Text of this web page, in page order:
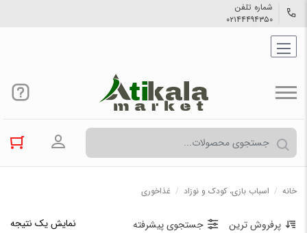
شماره تلفن
۰۲۱۴۴۴۹۴۳۵۰
ورود به
خانه / اسباب بازی، کودک و نوزاد / غذاخوری
نمایش یک نتیجه پرفروش ترین جستجوی پیشرفته